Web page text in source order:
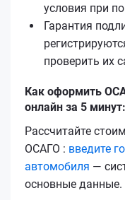
условия при
Гарантия
проверить их
Как оформить
онлайн за 5
Рассчитайте
ОСАГО : введите
автомобиля —
основные данные.